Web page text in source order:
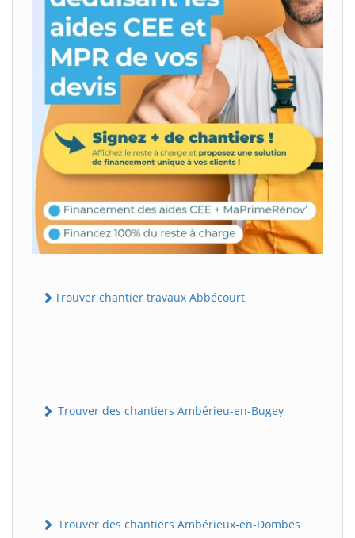
Trouver chantier travaux Abbécourt
Trouver des chantiers Ambérieu-en-Bugey
Trouver des chantiers Ambérieux-en-Dombes